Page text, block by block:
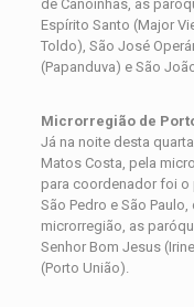
de Canoinhas, as
Espírito Santo (Major
Toldo), São José
(Papanduva) e São
Microrregião de
Já na noite desta
Matos Costa, pela
para coordenador foi o
São Pedro e São
microrregião, as
Senhor Bom Jesus
(Porto União).